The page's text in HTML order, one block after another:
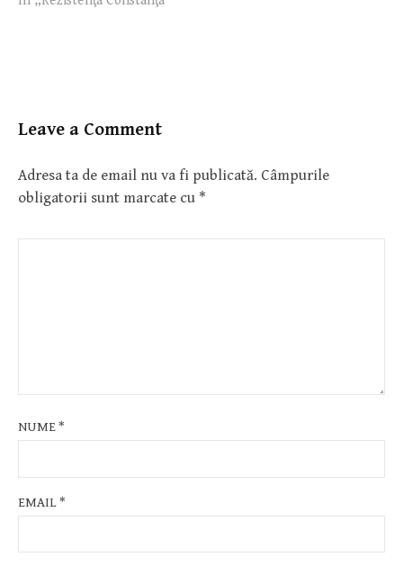
Leave a Comment
Adresa ta de email nu va fi publicată. Câmpurile
obligatorii sunt marcate cu *
NUME*
EMAIL*